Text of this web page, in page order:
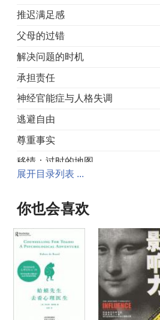
推迟满足感
父母的过错
解决问题的时机
承担责任
神经官能症与人格失调
逃避自由
尊重事实
移情：过时的地图
迎接挑战
隐瞒真相
抑郁的价值
放弃与新生
第二部分 爱
爱的定义
展开目录列表 ...
你也会喜欢